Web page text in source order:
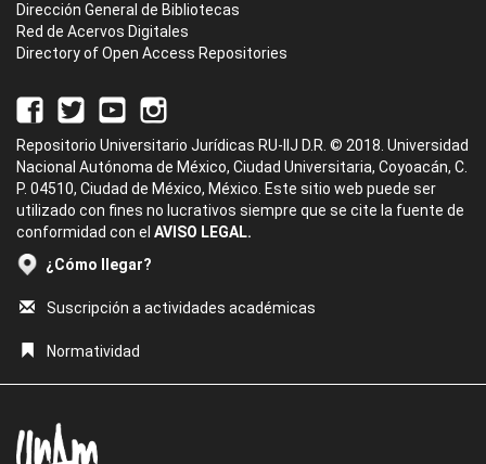
Dirección General de Bibliotecas
Red de Acervos Digitales
Directory of Open Access Repositories
Repositorio Universitario Jurídicas RU-IIJ D.R. © 2018. Universidad
Nacional Autónoma de México, Ciudad Universitaria, Coyoacán, C.
P. 04510, Ciudad de México, México. Este sitio web puede ser
utilizado con fines no lucrativos siempre que se cite la fuente de
conformidad con el AVISO LEGAL.
¿Cómo llegar?
Suscripción a actividades académicas
Normatividad